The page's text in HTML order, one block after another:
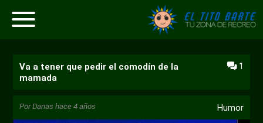
Va a tener que pedir el comodín de la
mamada
1
PorDanas hace 4 años Humor